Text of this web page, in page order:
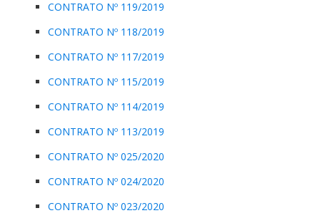
CONTRATO Nº 119/2019
CONTRATO Nº 118/2019
CONTRATO Nº 117/2019
CONTRATO Nº 115/2019
CONTRATO Nº 114/2019
CONTRATO Nº 113/2019
CONTRATO Nº 025/2020
CONTRATO Nº 024/2020
CONTRATO Nº 023/2020